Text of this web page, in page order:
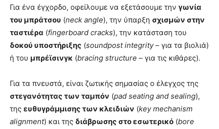
Για ένα έγχορδο, οφείλουμε να εξετάσουμε την γωνία
του μπράτσου (neck angle), την ύπαρξη σχισμών στην
ταστιέρα (fingerboard cracks), την κατάσταση του
δοκού υποστήριξης (soundpost integrity– για τα βιολιά)
ή του μπρέϊσινγκ (bracing structure – για τις κιθάρες).
Για τα πνευστά, είναι ζωτικής σημασίας ο έλεγχος της
στεγανότητας των ταμπόν (pad seating and sealing),
της ευθυγράμμισης των κλειδιών (key mechanism
alignment) και της διάβρωσης στο εσωτερικό (bore